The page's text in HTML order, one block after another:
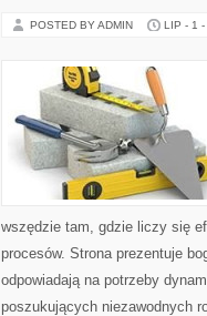
POSTED BY ADMIN LIP - 1 -
wszędzie tam, gdzie liczy się
procesów. Strona prezentuje
odpowiadają na potrzeby
poszukujących niezawodnych